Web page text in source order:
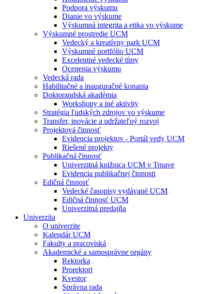
Podpora výskumu
Dianie vo výskume
Výskumná integrita a etika vo výskume
Výskumné prostredie UCM
Vedecký a kreatívny park UCM
Výskumné portfólio UCM
Excelentné vedecké tímy
Ocenenia výskumu
Vedecká rada
Habilitačné a inauguračné konania
Doktorandská akadémia
Workshopy a iné aktivity
Stratégia ľudských zdrojov vo výskume
Transfer, inovácie a udržateľný rozvoj
Projektová činnosť
Evidencia projektov - Portál vedy UCM
Riešené projekty
Publikačná činnosť
Univerzitná knižnica UCM v Trnave
Evidencia publikačnej činnosti
Edičná činnosť
Vedecké časopisy vydávané UCM
Edičná činnosť UCM
Univerzitná predajňa
Univerzita
O univerzite
Kalendár UCM
Fakulty a pracoviská
Akademické a samosprávne orgány
Rektorka
Prorektori
Kvestor
Správna rada